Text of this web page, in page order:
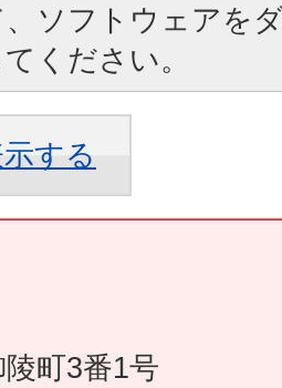
ソフトウェアを
ください。
する
町3番1号